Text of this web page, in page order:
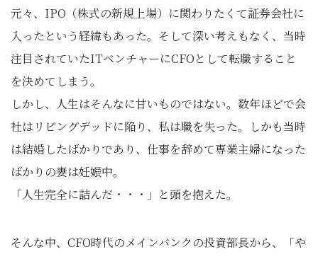
元々、IPO（株式の新規上場）に関わりたくて証券会社に
入ったという経緯もあった。そして深い考えもなく、当時
注目されていたITベンチャーにCFOとして転職すること
を決めてしまう。
しかし、人生はそんなに甘いものではない。数年ほどで会
社はリビングデッドに陥り、私は職を失った。しかも当時
は結婚したばかりであり、仕事を辞めて専業主婦になった
ばかりの妻は妊娠中。
「人生完全に詰んだ・・・」と頭を抱えた。
そんな中、CFO時代のメインバンクの投資部長から、「や